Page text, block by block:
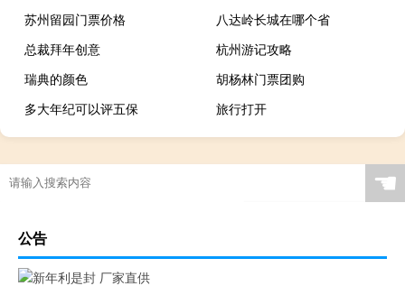
苏州留园门票价格
八达岭长城在哪个省
总裁拜年创意
杭州游记攻略
瑞典的颜色
胡杨林门票团购
多大年纪可以评五保
旅行打开
☚
公告